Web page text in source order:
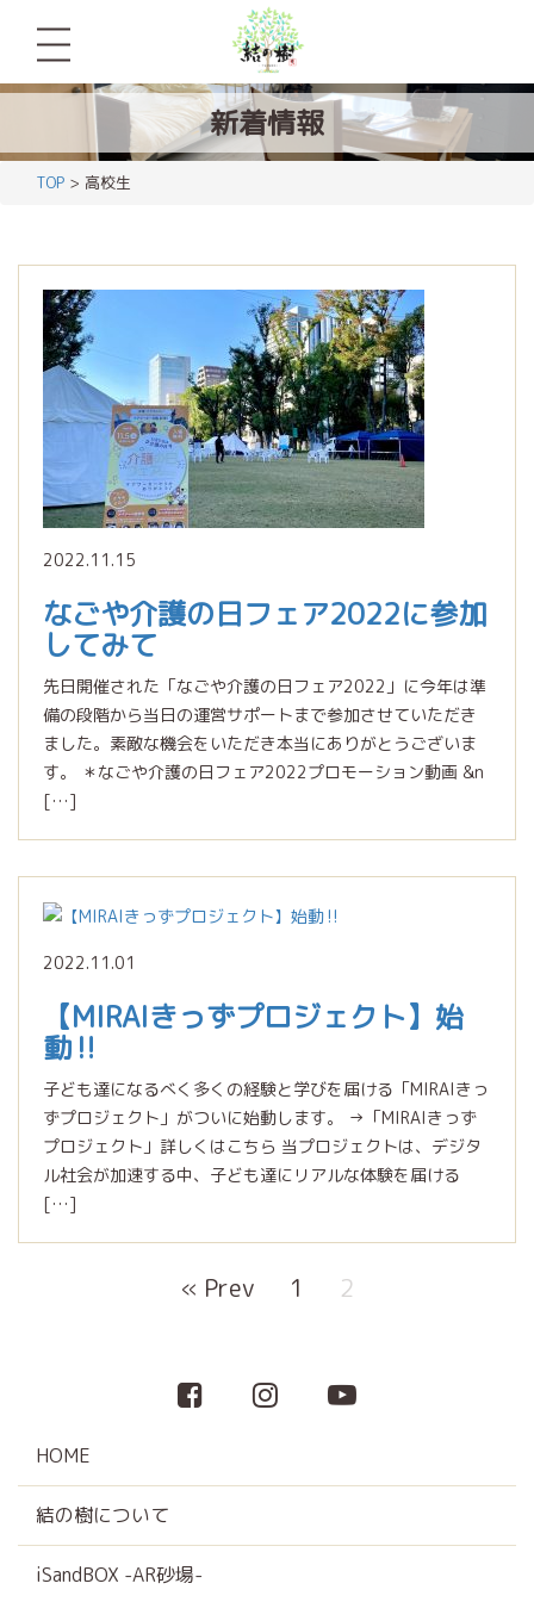
新着情報
TOP > 高校生
2022.11.15
なごや介護の日フェア2022に参加
してみて
先日開催された「なごや介護の日フェア2022」に今年は準
備の段階から当日の運営サポートまで参加させていただき
ました。素敵な機会をいただき本当にありがとうございま
す。 ＊なごや介護の日フェア2022プロモーション動画 &n
[…]
2022.11.01
【MIRAIきっずプロジェクト】始
動‼︎
子ども達になるべく多くの経験と学びを届ける「MIRAIきっ
ずプロジェクト」がついに始動します。 →「MIRAIきっず
プロジェクト」詳しくはこちら 当プロジェクトは、デジタ
ル社会が加速する中、子ども達にリアルな体験を届ける
[…]
« Prev 1 2
HOME
結の樹について
iSandBOX -AR砂場-